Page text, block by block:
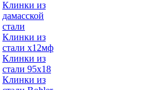
Клинки из
дамасской
стали
Клинки из
стали х12мф
Клинки из
стали 95х18
Клинки из